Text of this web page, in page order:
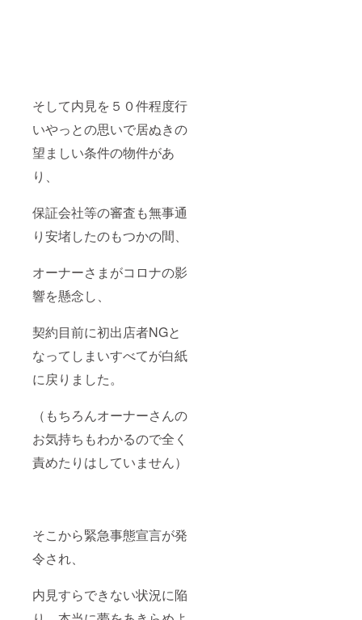
そして内見を５０件程度行
いやっとの思いで居ぬきの
望ましい条件の物件があ
り、
保証会社等の審査も無事通
り安堵したのもつかの間、
オーナーさまがコロナの影
響を懸念し、
契約目前に初出店者NGと
なってしまいすべてが白紙
に戻りました。
（もちろんオーナーさんの
お気持ちもわかるので全く
責めたりはしていません）
そこから緊急事態宣言が発
令され、
内見すらできない状況に陥